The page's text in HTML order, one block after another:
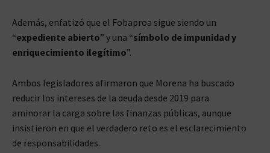
Además, enfatizó que el Fobaproa sigue siendo un
“expediente abierto” y una “símbolo de impunidad y
enriquecimiento ilegítimo”.
Ambos legisladores afirmaron que Morena ha buscado
reducir los intereses de la deuda desde 2019 para
aminorar la carga sobre las finanzas públicas, aunque
insistieron en que el verdadero reto es el esclarecimiento
de responsabilidades.